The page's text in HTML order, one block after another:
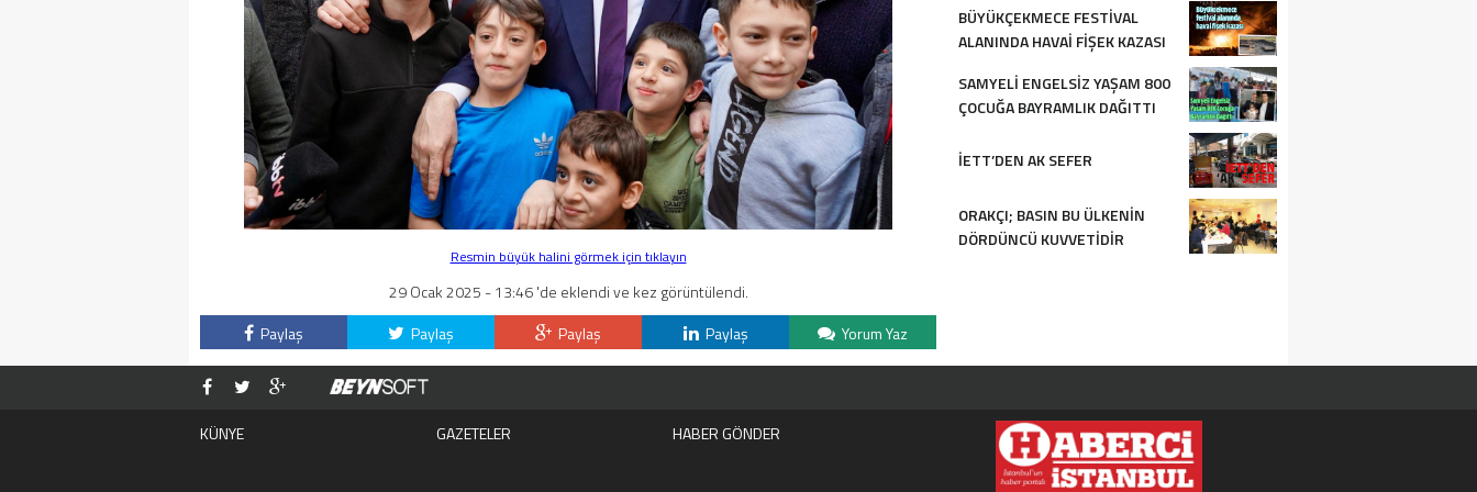
Resmin büyük halini görmek için tıklayın
29 Ocak 2025 - 13:46 'de eklendi ve kez görüntülendi.
Paylaş
Paylaş Paylaş Paylaş Yorum Yaz
BÜYÜKÇEKMECE FESTIVAL
ALANINDA HAVAI FIŞEK KAZASI
SAMYELI ENGELSIZ YAŞAM 800
ÇOCUĞA BAYRAMLIK DAĞITTI
İETT’DEN AK SEFER
ORAKÇI; BASIN BU ÜLKENIN
DÖRDÜNCÜ KUVVETIDIR
KÜNYE GAZETELER HABER GÖNDER